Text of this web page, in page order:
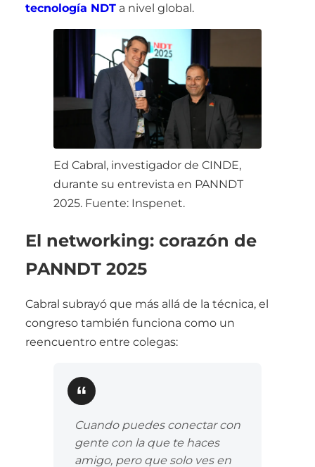
tecnología NDT a nivel global.
Ed Cabral, investigador de CINDE,
durante su entrevista en PANNDT
2025. Fuente: Inspenet.
El networking: corazón de
PANNDT 2025
Cabral subrayó que más allá de la técnica, el
congreso también funciona como un
reencuentro entre colegas:
Cuando puedes conectar con
gente con la que te haces
amigo, pero que solo ves en